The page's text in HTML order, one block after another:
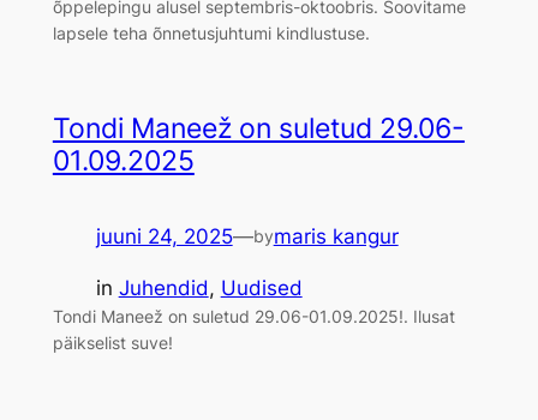
õppelepingu alusel septembris-oktoobris. Soovitame
lapsele teha õnnetusjuhtumi kindlustuse.
Tondi Maneež on suletud 29.06-
01.09.2025
juuni 24, 2025—bymaris kangur
in Juhendid, Uudised
Tondi Maneež on suletud 29.06-01.09.2025!. Ilusat
päikselist suve!